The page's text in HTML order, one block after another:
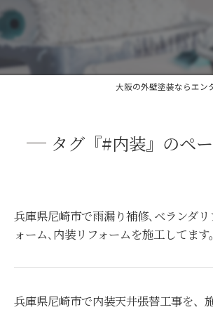
大阪の外壁塗装ならエン
タグ『#内装』のペ
兵庫県尼崎市で雨漏り補修､ベランダリ
ォーム､内装リフォームを施工してます。
兵庫県尼崎市で内装天井張替工事を、